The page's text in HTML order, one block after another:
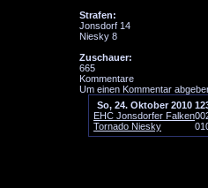
Strafen:
Jonsdorf 14
Niesky 8
Zuschauer:
665
Kommentare
Um einen Kommentar
So, 24. Oktober 2010 12
EHC Jonsdorfer Falken00
Tornado Niesky
01